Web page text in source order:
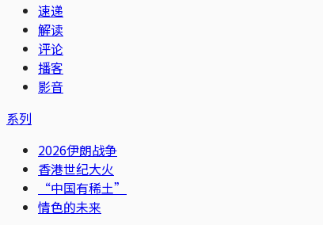
速递
解读
评论
播客
影音
系列
2026伊朗战争
香港世纪大火
“中国有稀土”
情色的未来